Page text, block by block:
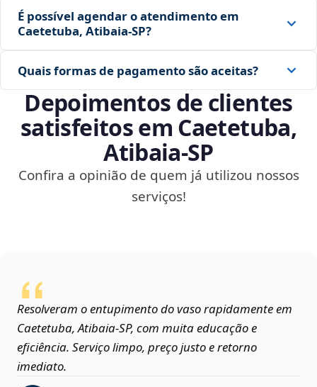
É possível agendar o atendimento em
Caetetuba, Atibaia‑SP?
Quais formas de pagamento são aceitas?
Depoimentos de clientes
satisfeitos em Caetetuba,
Atibaia‑SP
Confira a opinião de quem já utilizou nossos
serviços!
Resolveram o entupimento do vaso rapidamente em
Caetetuba, Atibaia‑SP, com muita educação e
eficiência. Serviço limpo, preço justo e retorno
imediato.